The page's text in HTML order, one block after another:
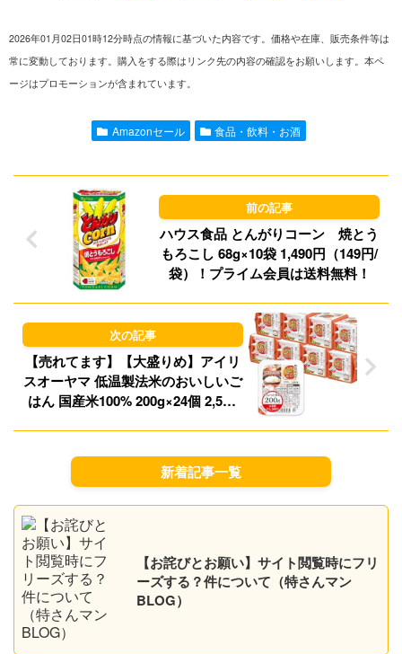
e
l o
o
n
y
2026年01月02日01時12分時点の情報に基づいた内容です。価格や在庫、販売条件等は
常に変動しております。購入をする際はリンク先の内容の確認をお願いします。本ペ
ージはプロモーションが含まれています。
Amazonセール 食品・飲料・お酒
ハウス食品 とんがりコーン 焼とう
もろこし 68g×10袋 1,490円（149円/
袋）！プライム会員は送料無料！
【売れてます】【大盛りめ】アイリ
スオーヤマ 低温製法米のおいしいご
はん 国産米100% 200g×24個 2,571
新着記事一覧
【お詫びとお願い】サイト閲覧時にフリ
ーズする？件について（特さんマン
BLOG）